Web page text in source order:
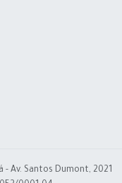
Av. Santos Dumont, 2021